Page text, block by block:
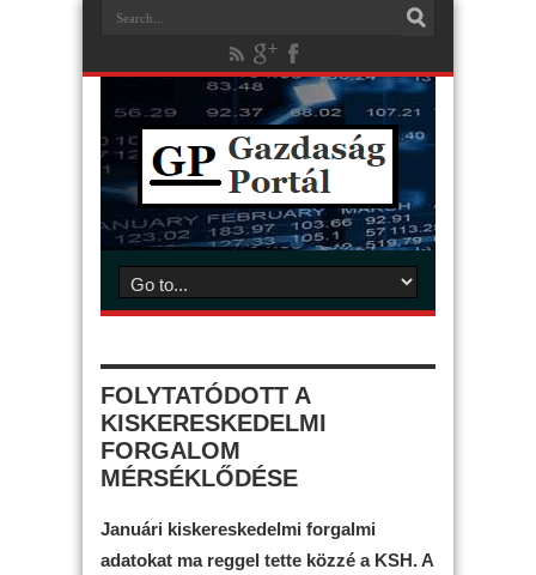
FOLYTATÓDOTT A
KISKERESKEDELMI
FORGALOM
MÉRSÉKLŐDÉSE
Januári kiskereskedelmi forgalmi
adatokat ma reggel tette közzé a KSH. A